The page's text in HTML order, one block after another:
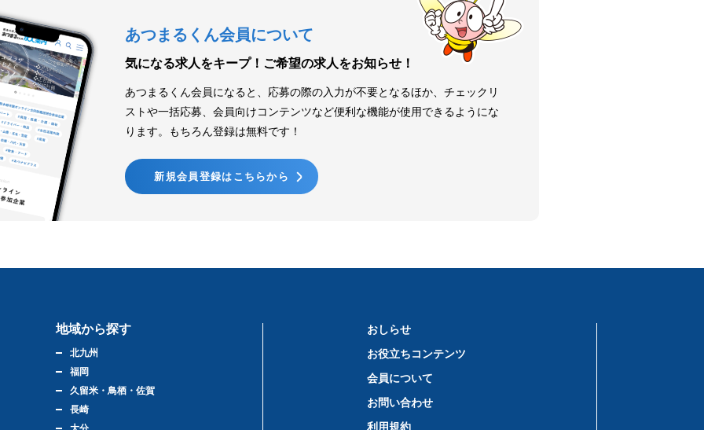
あつまるくん会員について
気になる求人をキープ！ ご希望の求人をお知らせ！
あつまるくん会員になると、応募の際の入力が不要となるほか、チェックリ
ストや一括応募、会員向けコンテンツなど便利な機能が使用できるようにな
ります。もちろん登録は無料です！
新規会員登録はこちらから
地域から探す
北九州
福岡
久留米・鳥栖・佐賀
長崎
おしらせ
お役立ちコンテンツ
会員について
お問い合わせ
利用規約